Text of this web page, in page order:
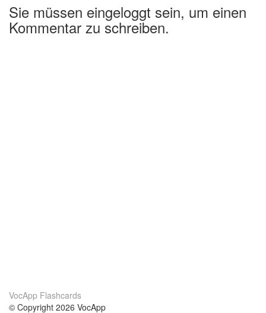
Sie müssen eingeloggt sein, um einen
Kommentar zu schreiben.
VocApp Flashcards
© Copyright 2026 VocApp